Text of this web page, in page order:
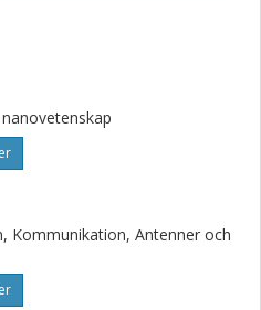
Kommunikation, Antenner och